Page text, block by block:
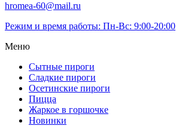
hromea-60@mail.ru
Режим и время работы: Пн-Вс: 9:00-20:00
Меню
Сытные пироги
Сладкие пироги
Осетинские пироги
Пицца
Жаркое в горшочке
Новинки